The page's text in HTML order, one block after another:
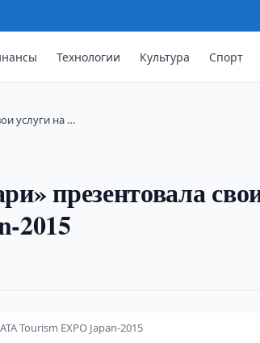
Технологии Культура Спорт
услуги на …
презентовала
2015
Tourism EXPO Japan-2015